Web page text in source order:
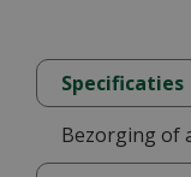
Specificaties
Bezorging of